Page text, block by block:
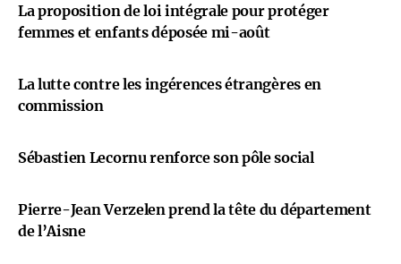
La proposition de loi intégrale pour protéger
femmes et enfants déposée mi-août
La lutte contre les ingérences étrangères en
commission
Sébastien Lecornu renforce son pôle social
Pierre-Jean Verzelen prend la tête du département
de l’Aisne